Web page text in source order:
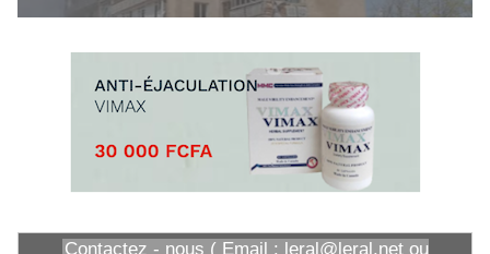
Contactez - nous ( Email : leral@leral.net ou